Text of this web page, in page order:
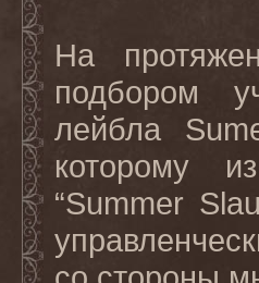
На
подбором
лейбла
которому
“Summer